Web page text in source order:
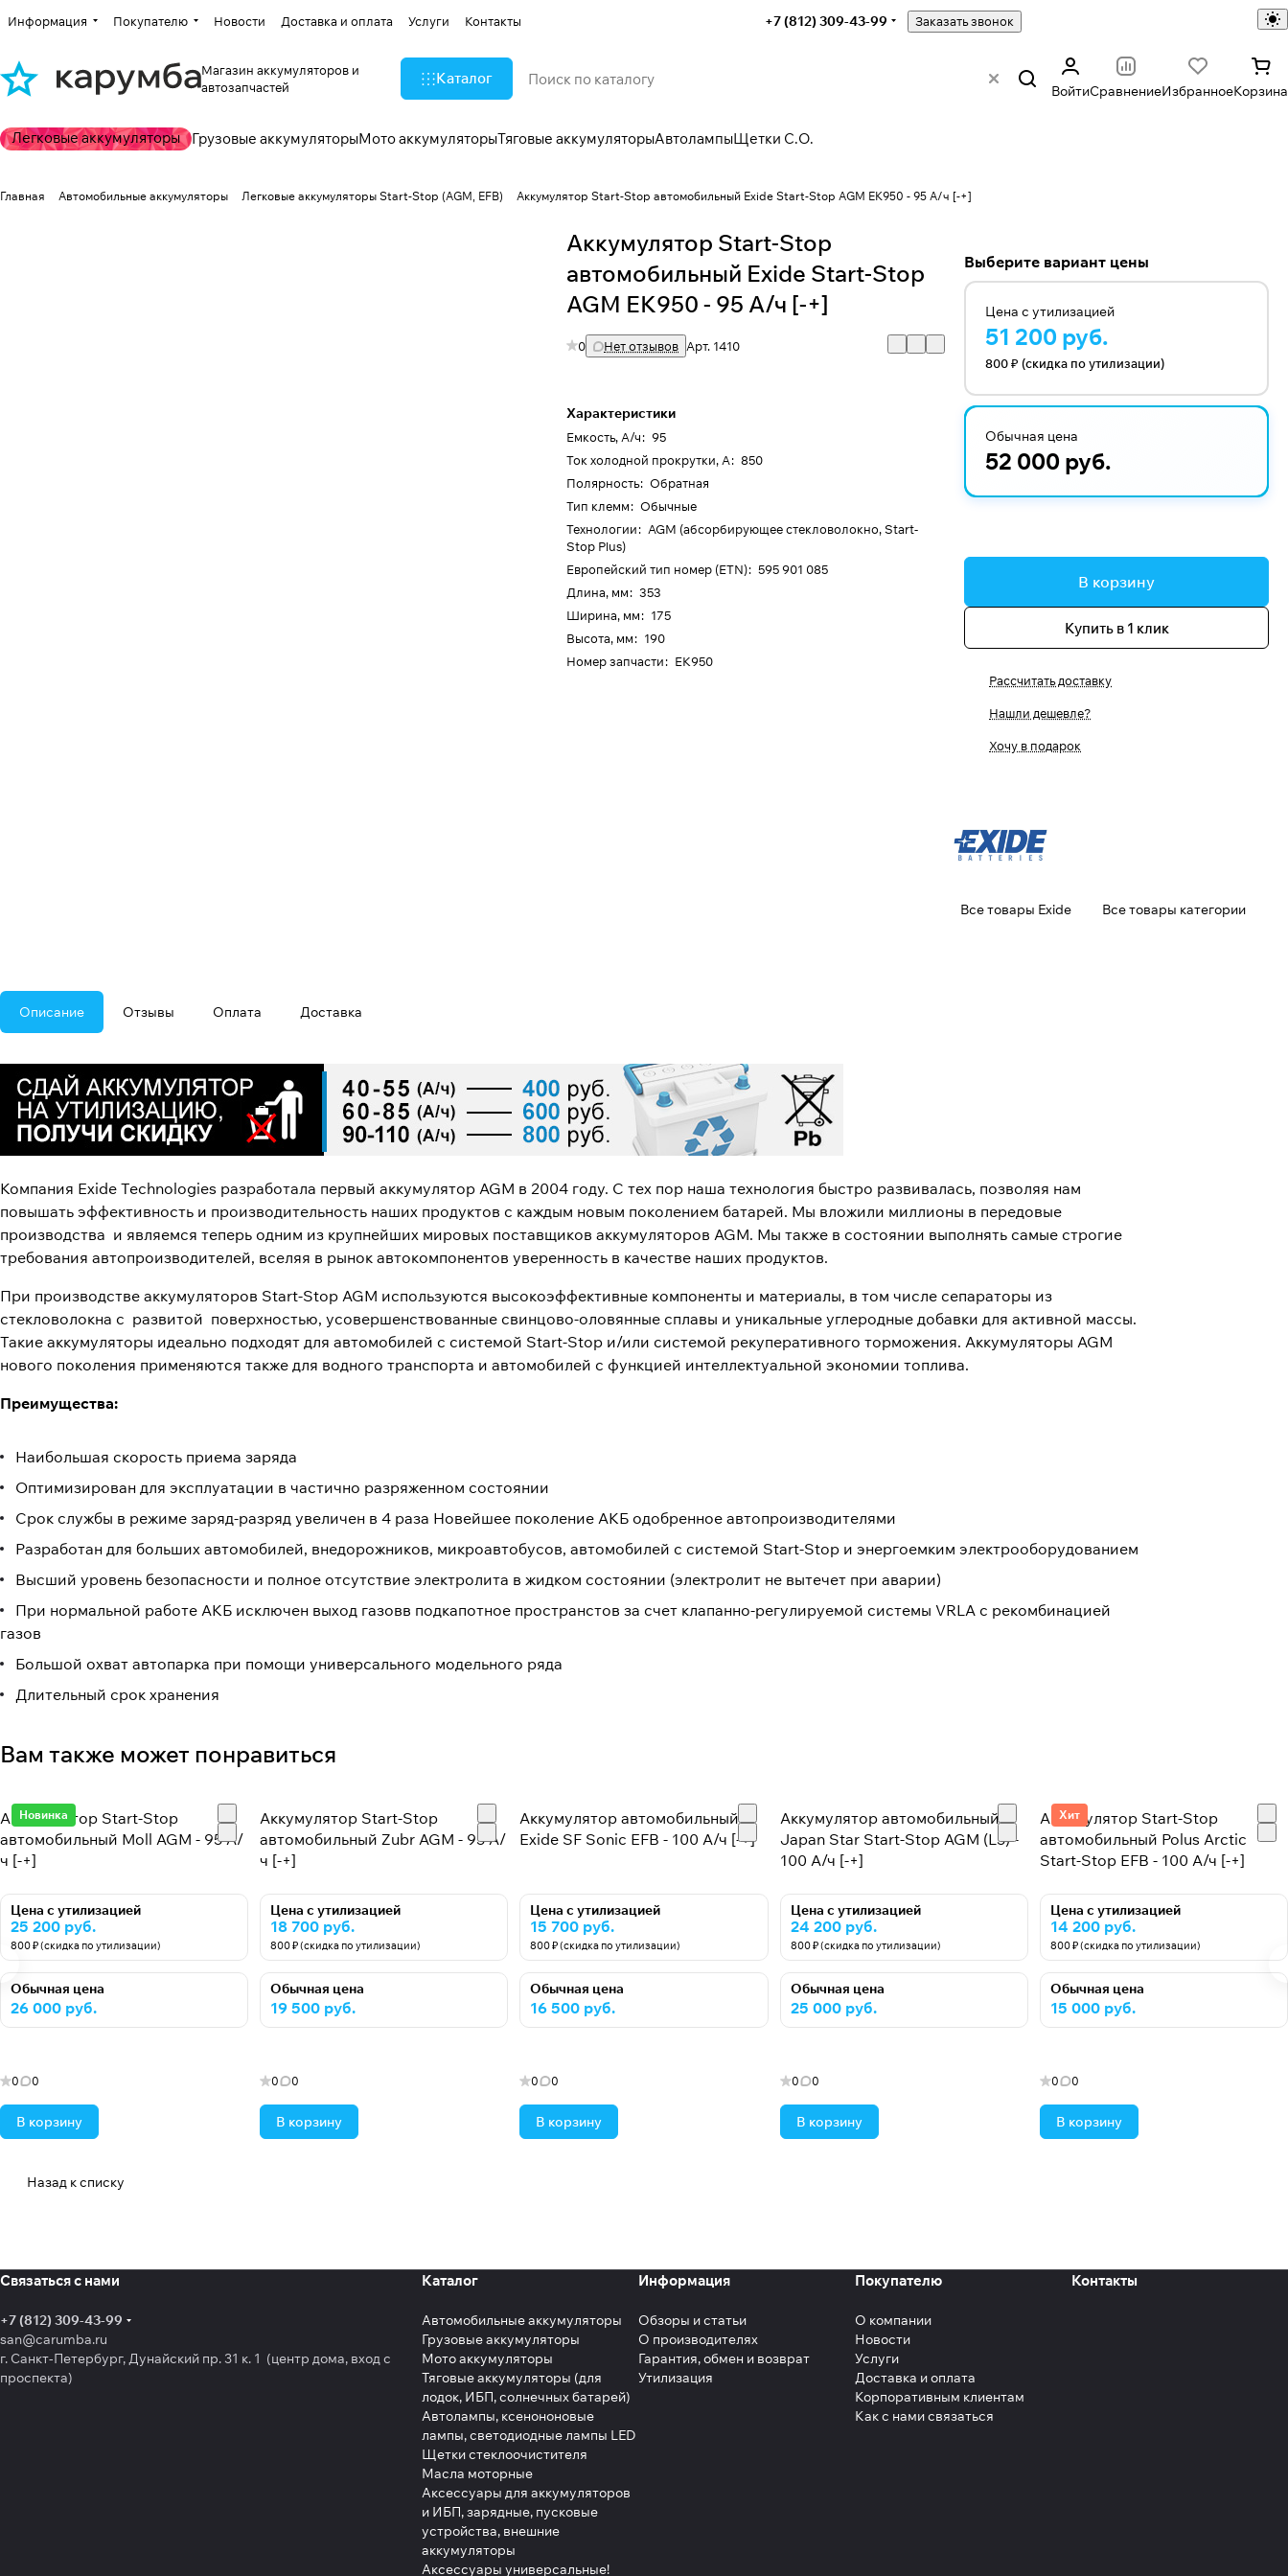
Информация Покупателю Новости Доставка и оплата Услуги Контакты +7 (812) 309-43-99 Заказать звонок
Магазин аккумуляторов и
автозапчастей
Каталог
ВойтиСравнениеИзбранноеКорзина
Легковые аккумуляторы Грузовые аккумуляторыМото аккумуляторыТяговые аккумуляторыАвтолампыЩетки С.О.
Главная Автомобильные аккумуляторы Легковые аккумуляторы Start-Stop (AGM, EFB) Аккумулятор Start-Stop автомобильный Exide Start-Stop AGM EK950 - 95 А/ч [-+]
Аккумулятор Start-Stop
автомобильный Exide Start-Stop
AGM EK950 - 95 А/ч [-+]
0 Нет отзывов Арт. 1410
Характеристики
Емкость, А/ч: 95
Ток холодной прокрутки, А: 850
Полярность: Обратная
Тип клемм: Обычные
Технологии: AGM (абсорбирующее стекловолокно, Start-
Stop Plus)
Европейский тип номер (ETN): 595 901 085
Длина, мм: 353
Ширина, мм: 175
Высота, мм: 190
Номер запчасти: EK950
Выберите вариант цены
Цена с утилизацией
51 200 руб.
800 ₽ (скидка по утилизации)
Обычная цена
52 000 руб.
В корзину
Купить в 1 клик
Рассчитать доставку
Нашли дешевле?
Хочу в подарок
Все товары Exide Все товары категории
Описание Отзывы Оплата Доставка
Компания Exide Technologies разработала первый аккумулятор AGM в 2004 году. С тех пор наша технология быстро развивалась, позволяя нам
повышать эффективность и производительность наших продуктов с каждым новым поколением батарей. Мы вложили миллионы в передовые
производства и являемся теперь одним из крупнейших мировых поставщиков аккумуляторов AGM. Мы также в состоянии выполнять самые строгие
требования автопроизводителей, вселяя в рынок автокомпонентов уверенность в качестве наших продуктов.
При производстве аккумуляторов Start-Stop AGM используются высокоэффективные компоненты и материалы, в том числе сепараторы из
стекловолокна с развитой поверхностью, усовершенствованные свинцово-оловянные сплавы и уникальные углеродные добавки для активной массы.
Такие аккумуляторы идеально подходят для автомобилей с системой Start-Stop и/или системой рекуперативного торможения. Аккумуляторы AGM
нового поколения применяются также для водного транспорта и автомобилей с функцией интеллектуальной экономии топлива.
Преимущества:
Наибольшая скорость приема заряда
Оптимизирован для эксплуатации в частично разряженном состоянии
Срок службы в режиме заряд-разряд увеличен в 4 раза Новейшее поколение АКБ одобренное автопроизводителями
Разработан для больших автомобилей, внедорожников, микроавтобусов, автомобилей с системой Start-Stop и энергоемким электрооборудованием
Высший уровень безопасности и полное отсутствие электролита в жидком состоянии (электролит не вытечет при аварии)
При нормальной работе АКБ исключен выход газовв подкапотное пространстов за счет клапанно-регулируемой системы VRLA с рекомбинацией
газов
Большой охват автопарка при помощи универсального модельного ряда
Длительный срок хранения
Вам также может понравиться
Новинка
Аккумулятор Start-Stop
автомобильный Moll AGM - 95 А/
ч [-+]
Цена с утилизацией
25 200 руб.
800 ₽ (скидка по утилизации)
Обычная цена
26 000 руб.
0 0
В корзину
Аккумулятор Start-Stop
автомобильный Zubr AGM - 95 А/
ч [-+]
Цена с утилизацией
18 700 руб.
800 ₽ (скидка по утилизации)
Обычная цена
19 500 руб.
0 0
В корзину
Аккумулятор автомобильный
Exide SF Sonic EFB - 100 А/ч [-+]
Цена с утилизацией
15 700 руб.
800 ₽ (скидка по утилизации)
Обычная цена
16 500 руб.
0 0
В корзину
Аккумулятор автомобильный
Japan Star Start-Stop AGM (L5) -
100 А/ч [-+]
Цена с утилизацией
24 200 руб.
800 ₽ (скидка по утилизации)
Обычная цена
25 000 руб.
0 0
В корзину
Хит
Аккумулятор Start-Stop
автомобильный Polus Arctic
Start-Stop EFB - 100 А/ч [-+]
Цена с утилизацией
14 200 руб.
800 ₽ (скидка по утилизации)
Обычная цена
15 000 руб.
0 0
В корзину
Назад к списку
Связаться с нами
+7 (812) 309-43-99
san@carumba.ru
г. Санкт-Петербург, Дунайский пр. 31 к. 1 (центр дома, вход с
проспекта)
Каталог
Автомобильные аккумуляторы
Грузовые аккумуляторы
Мото аккумуляторы
Тяговые аккумуляторы (для
лодок, ИБП, солнечных батарей)
Автолампы, ксенононовые
лампы, светодиодные лампы LED
Щетки стеклоочистителя
Масла моторные
Аксессуары для аккумуляторов
и ИБП, зарядные, пусковые
устройства, внешние
аккумуляторы
Аксессуары универсальные!
Информация
Обзоры и статьи
О производителях
Гарантия, обмен и возврат
Утилизация
Покупателю
О компании
Новости
Услуги
Доставка и оплата
Корпоративным клиентам
Как с нами связаться
Контакты